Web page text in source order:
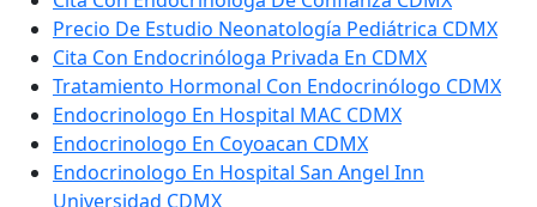
Precio De Estudio Neonatología Pediátrica CDMX
Cita Con Endocrinóloga Privada En CDMX
Tratamiento Hormonal Con Endocrinólogo CDMX
Endocrinologo En Hospital MAC CDMX
Endocrinologo En Coyoacan CDMX
Endocrinologo En Hospital San Angel Inn
Universidad CDMX